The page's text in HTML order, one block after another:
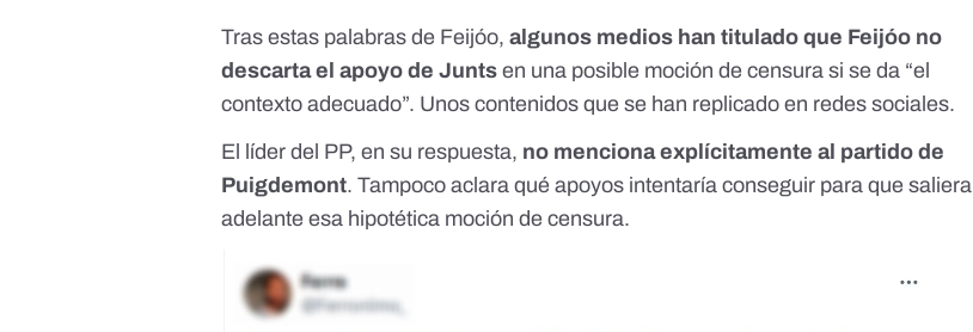
Tras estas palabras de Feijóo,algunos medios han titulado que Feijóo no
descarta el apoyo deJunts en una posible moción de censura si se da “el
contexto adecuado”. Unoscontenidos que se han replicado en redes sociales.
El líder del PP, en su respuesta, no menciona explícitamente al partido de
Puigdemont. Tampoco aclara qué apoyos intentaría conseguir para que saliera
adelante esa hipotética moción de censura.